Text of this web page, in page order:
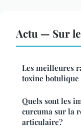
Actu — Sur
Les meilleures
toxine
Quels sont les
curcuma sur la
articulaire?